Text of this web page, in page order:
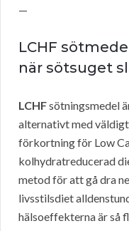
—
LCHF
när sötsuget
LCHFsötningsmedel
alternativt med väldigt
förkortning för Low
kolhydratreducerad
metod för att gå dra
livsstilsdiet
hälsoeffekterna är så